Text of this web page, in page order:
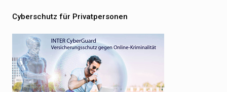
Cyberschutz für Privatpersonen